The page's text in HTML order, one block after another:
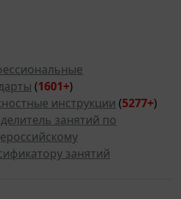
(1601+)
инструкции (5277+)
занятий по
занятий